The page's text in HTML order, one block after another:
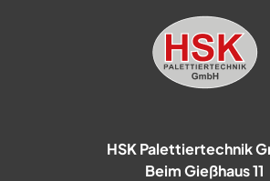
HSK Palettiertechnik
Beim Gießhaus 11